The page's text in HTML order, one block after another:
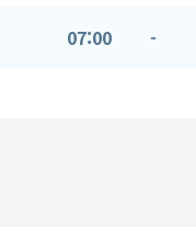
07:00 -